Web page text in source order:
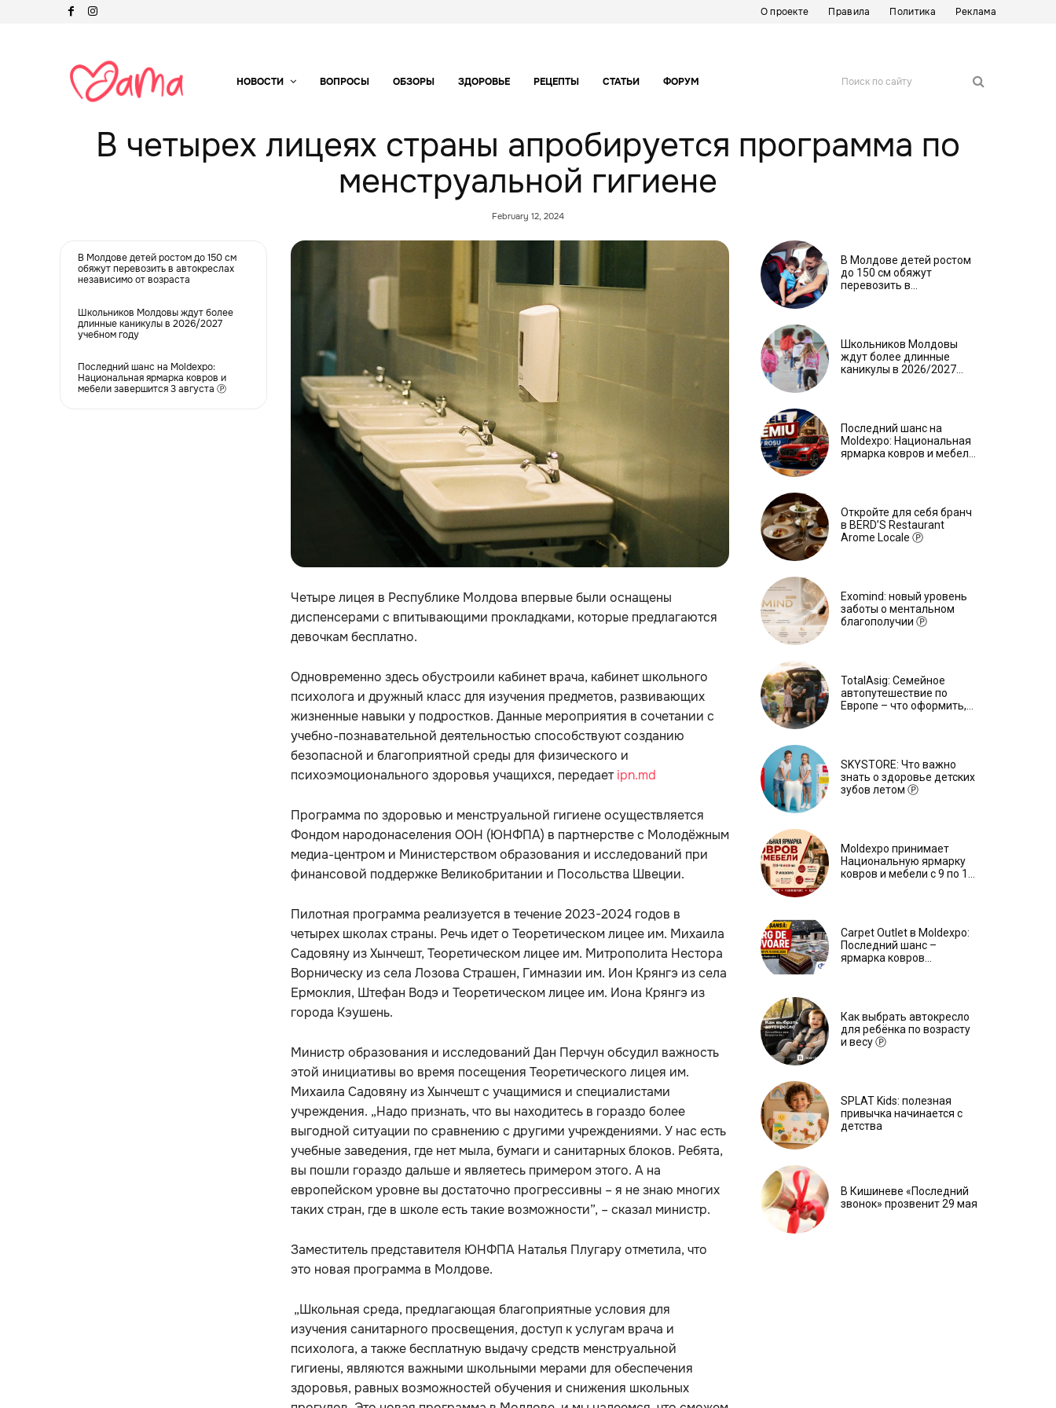
О проекте Правила Политика Реклама
НОВОСТИ ВОПРОСЫ ОБЗОРЫ ЗДОРОВЬЕ РЕЦЕПТЫ СТАТЬИ ФОРУМ Поиск по сайту
В четырех лицеях страны апробируется программа по
менструальной гигиене
February 12, 2024
В Молдове детей ростом до 150 см
обяжут перевозить в автокреслах
независимо от возраста
Школьников Молдовы ждут более
длинные каникулы в 2026/2027
учебном году
Последний шанс на Moldexpo:
Национальная ярмарка ковров и
мебели завершится 3 августа Ⓟ
Четыре лицея в Республике Молдова впервые были оснащены
диспенсерами с впитывающими прокладками, которые предлагаются
девочкам бесплатно.
Одновременно здесь обустроили кабинет врача, кабинет школьного
психолога и дружный класс для изучения предметов, развивающих
жизненные навыки у подростков. Данные мероприятия в сочетании с
учебно-познавательной деятельностью способствуют созданию
безопасной и благоприятной среды для физического и
психоэмоционального здоровья учащихся, передаетipn.md
Программа по здоровью и менструальной гигиене осуществляется
Фондом народонаселения ООН (ЮНФПА) в партнерстве с Молодёжным
медиа-центром и Министерством образования и исследований при
финансовой поддержке Великобритании и Посольства Швеции.
Пилотная программа реализуется в течение 2023-2024 годов в
четырех школах страны. Речь идет о Теоретическом лицее им. Михаила
Садовяну из Хынчешт, Теоретическом лицее им. Митрополита Нестора
Ворническу из села Лозова Страшен, Гимназии им. Ион Крянгэ из села
Ермоклия, Штефан Водэ и Теоретическом лицее им. Иона Крянгэ из
города Кэушень.
Министр образования и исследований Дан Перчун обсудил важность
этой инициативы во время посещения Теоретического лицея им.
Михаила Садовяну из Хынчешт с учащимися и специалистами
учреждения. „Надо признать, что вы находитесь в гораздо более
выгодной ситуации по сравнению с другими учреждениями. У нас есть
учебные заведения, где нет мыла, бумаги и санитарных блоков. Ребята,
вы пошли гораздо дальше и являетесь примером этого. А на
европейском уровне вы достаточно прогрессивны – я не знаю многих
таких стран, где в школе есть такие возможности”, – сказал министр.
Заместитель представителя ЮНФПА Наталья Плугару отметила, что
это новая программа в Молдове.
„Школьная среда, предлагающая благоприятные условия для
изучения санитарного просвещения, доступ к услугам врача и
психолога, а также бесплатную выдачу средств менструальной
гигиены, являются важными школьными мерами для обеспечения
здоровья, равных возможностей обучения и снижения школьных
В Молдове детей ростом
до 150 см обяжут
перевозить в
Школьников Молдовы
ждут более длинные
каникулы в 2026/2027
Последний шанс на
Moldexpo: Национальная
ярмарка ковров и мебели
Откройте для себя бранч
в BERD’S Restaurant
Arome Locale Ⓟ
Exomind: новый уровень
заботы о ментальном
благополучии Ⓟ
TotalAsig: Семейное
автопутешествие по
Европе – что оформить,
SKYSTORE: Что важно
знать о здоровье детских
зубов летом Ⓟ
Moldexpo принимает
Национальную ярмарку
ковров и мебели с 9 по 14
Carpet Outlet в Moldexpo:
Последний шанс –
ярмарка ковров
Как выбрать автокресло
для ребёнка по возрасту
и весу Ⓟ
SPLAT Kids: полезная
привычка начинается с
детства
В Кишиневе «Последний
звонок» прозвенит 29 мая